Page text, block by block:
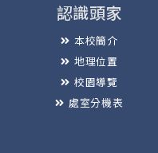
認識頭家
本校簡介
地理位置
校園導覽
處室分機表